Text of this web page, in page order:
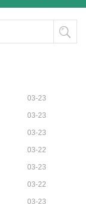
03-23
03-23
03-23
03-22
03-23
03-22
03-23